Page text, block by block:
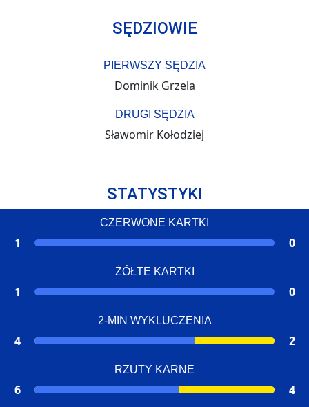
SĘDZIOWIE
PIERWSZY SĘDZIA
Dominik Grzela
DRUGI SĘDZIA
Sławomir Kołodziej
STATYSTYKI
CZERWONE KARTKI
1 0
ŻÓŁTE KARTKI
1 0
2-MIN WYKLUCZENIA
4 2
RZUTY KARNE
6 4